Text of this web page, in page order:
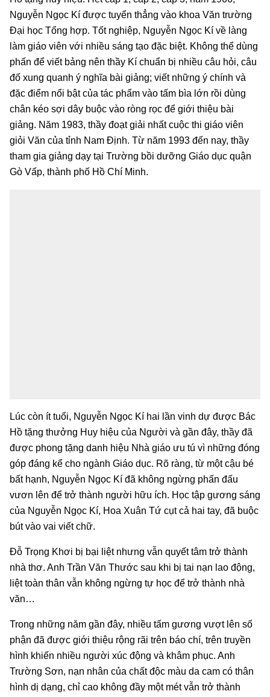
Nguyễn Ngọc Kí được tuyển thẳng vào khoa Văn trường
Đại học Tổng hợp. Tốt nghiệp, Nguyễn Ngọc Kí về làng
làm giáo viên với nhiều sáng tạo đặc biệt. Không thể dùng
phấn để viết bảng nên thầy Kí chuẩn bị nhiều câu hỏi, câu
đố xung quanh ý nghĩa bài giảng; viết những ý chính và
đặc điểm nổi bật của tác phẩm vào tấm bìa lớn rồi dùng
chân kéo sợi dây buộc vào ròng rọc để giới thiệu bài
giảng. Năm 1983, thầy đoạt giải nhất cuộc thi giáo viên
giỏi Văn của tỉnh Nam Định. Từ năm 1993 đến nay, thầy
tham gia giảng dạy tại Trường bồi dưỡng Giáo dục quận
Gò Vấp, thành phố Hồ Chí Minh.
Lúc còn ít tuổi, Nguyễn Ngọc Kí hai lần vinh dự được Bác
Hồ tặng thưởng Huy hiệu của Người và gần đây, thầy đã
được phong tặng danh hiệu Nhà giáo ưu tú vì những đóng
góp đáng kể cho ngành Giáo dục. Rõ ràng, từ một cậu bé
bất hạnh, Nguyễn Ngọc Kí đã không ngừng phấn đấu
vươn lên để trở thành người hữu ích. Học tập gương sáng
của Nguyễn Ngọc Kí, Hoa Xuân Tứ cụt cả hai tay, đã buộc
bút vào vai viết chữ.
Đỗ Trọng Khơi bị bại liệt nhưng vẫn quyết tâm trở thành
nhà thơ. Anh Trần Văn Thước sau khi bị tai nạn lao động,
liệt toàn thân vẫn không ngừng tự học để trở thành nhà
văn…
Trong những năm gần đây, nhiều tấm gương vượt lên số
phận đã được giới thiệu rộng rãi trên báo chí, trên truyền
hình khiến nhiều người xúc động và khâm phục. Anh
Trường Sơn, nạn nhân của chất độc màu da cam có thân
hình dị dạng, chỉ cao không đầy một mét vẫn trở thành